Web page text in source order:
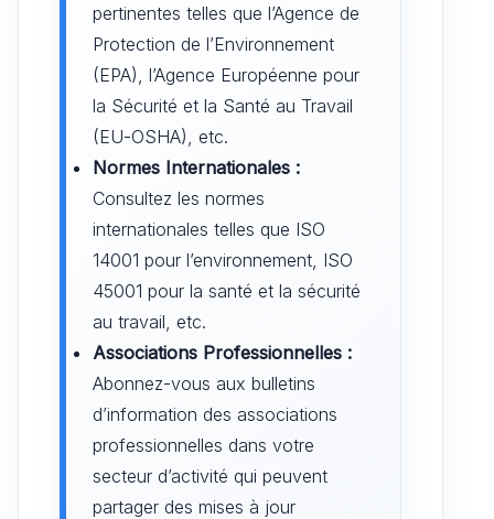
pertinentes telles que l’Agence de
Protection de l’Environnement
(EPA), l’Agence Européenne pour
la Sécurité et la Santé au Travail
(EU-OSHA), etc.
Normes Internationales :
Consultez les normes
internationales telles que ISO
14001 pour l’environnement, ISO
45001 pour la santé et la sécurité
au travail, etc.
Associations Professionnelles :
Abonnez-vous aux bulletins
d’information des associations
professionnelles dans votre
secteur d’activité qui peuvent
partager des mises à jour